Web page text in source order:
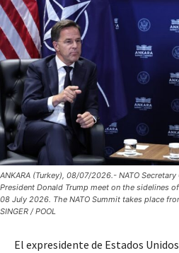
ANKARA (Turkey), 08/07/2026.- NATO
President Donald Trump meet on the sidelines
08 July 2026. The NATO Summit takes place
SINGER / POOL
El expresidente de Estados